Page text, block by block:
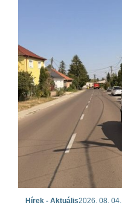
Hírek - Aktuális2026. 08. 04.